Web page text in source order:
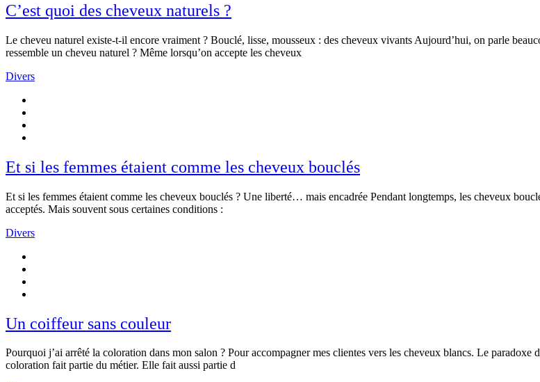
C’est quoi des cheveux naturels ?
Le cheveu naturel existe-t-il encore vraiment ? Bouclé, lisse, mousseux : des cheveux vivants Aujourd’hui, on parle
ressemble un cheveu naturel ? Même lorsqu’on accepte les cheveux
Divers
Et si les femmes étaient comme les cheveux bouclés
Et si les femmes étaient comme les cheveux bouclés ? Une liberté… mais encadrée Pendant longtemps, les cheveux
acceptés. Mais souvent sous certaines conditions :
Divers
Un coiffeur sans couleur
Pourquoi j’ai arrêté la coloration dans mon salon ? Pour accompagner mes clientes vers les cheveux blancs. Le
coloration fait partie du métier. Elle fait aussi partie d